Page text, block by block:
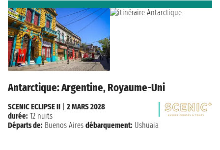
Antarctique: Argentine, Royaume-Uni
SCENIC ECLIPSE II
2 MARS 2028
durée: 12 nuits
Départs de: Buenos Aires débarquement: Ushuaia